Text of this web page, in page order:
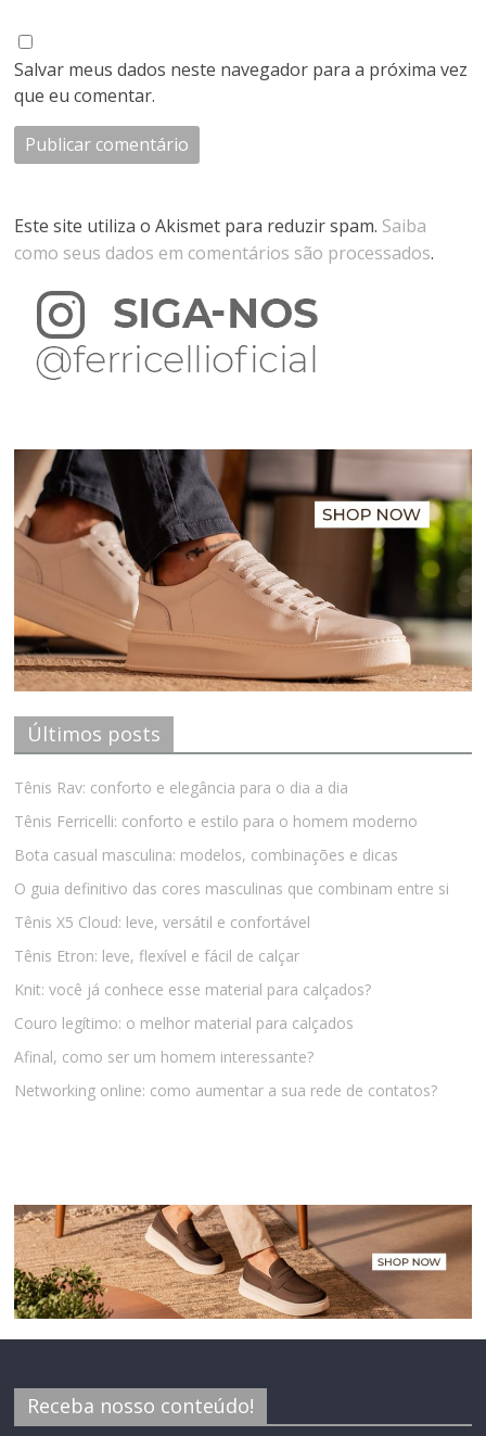
Salvar meus dados neste navegador para a próxima vez
que eu comentar.
Este site utiliza o Akismet para reduzir spam. Saiba
como seus dados em comentários são processados.
Últimos posts
Tênis Rav: conforto e elegância para o dia a dia
Tênis Ferricelli: conforto e estilo para o homem moderno
Bota casual masculina: modelos, combinações e dicas
O guia definitivo das cores masculinas que combinam entre si
Tênis X5 Cloud: leve, versátil e confortável
Tênis Etron: leve, flexível e fácil de calçar
Knit: você já conhece esse material para calçados?
Couro legítimo: o melhor material para calçados
Afinal, como ser um homem interessante?
Networking online: como aumentar a sua rede de contatos?
Receba nosso conteúdo!